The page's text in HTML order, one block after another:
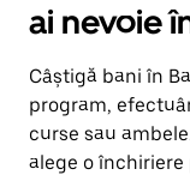
ai nevoie
Câștigă bani în
program,
curse sau
alege o închiriere